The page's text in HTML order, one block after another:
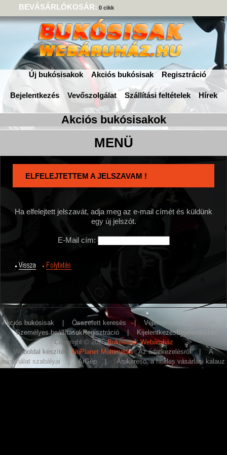
BEVÁSÁRLÓKOSÁR: 0 cikk
Új bukósisakok Akciós bukósisak Regisztráció
Bejelentkezés Vevőszolgálat Szállítási feltételek Hírek
ELFELEJTETTEM A JELSZAVAM !
Ha elfelejtett jelszavát, adja meg az e-mail címét és küldünk
egy új jelszót.
E-Mail cím:
Akciós bukósisak Összetett keresés | Vélemények a termékről
Személyes beállításokRegisztráció| KijelentkezésBejelentkezés
Copyright © 2026Bukósisak Webáruház
Weboldal készítés:NuPlanet Multimedia Az adatkezelésről|A
használat szabályai |ÁrGép Árukereso, a hiteles vásárlási kalauz